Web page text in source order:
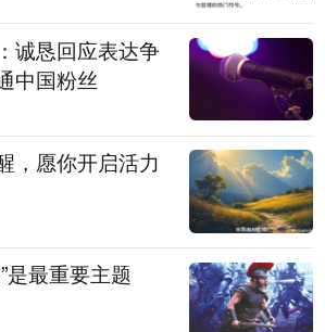
诚恳回应表达争
中国粉丝
，愿你开启活力
是最重要主题